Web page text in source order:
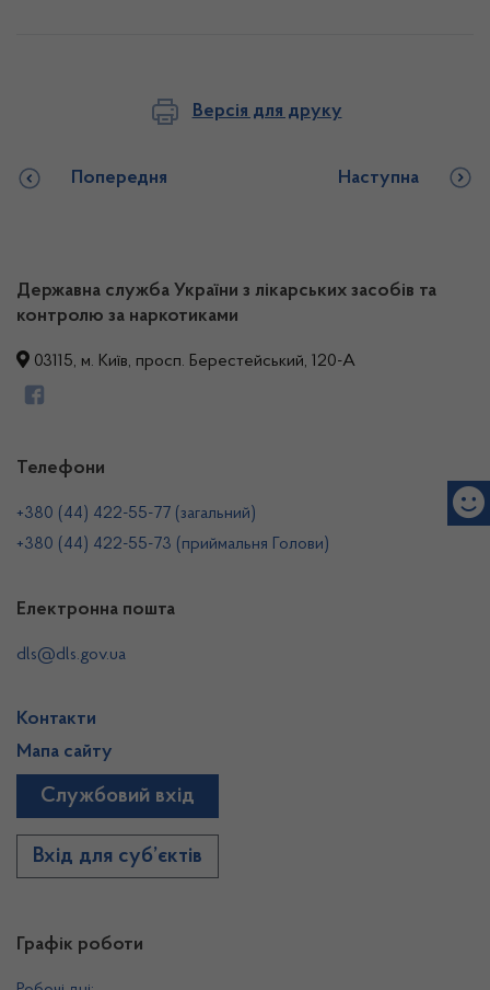
Версія для друку
Попередня Наступна
Державна служба України з лікарських засобів та
контролю за наркотиками
03115, м. Київ, просп. Берестейський, 120-А
Графік роботи
Телефони
+380 (44) 422-55-77 (загальний)
+380 (44) 422-55-73 (приймальня Голови)
Електронна пошта
dls@dls.gov.ua
Контакти
Мапа сайту
Службовий вхід
Вхід для суб’єктів